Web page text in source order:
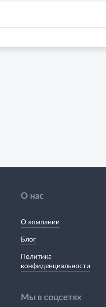
О нас
О компании
Блог
Политика
конфиденциальности
Мы в соцсетях